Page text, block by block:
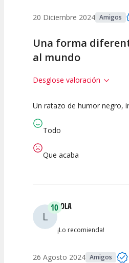
20 Diciembre 2024 Amigos
Una forma
al mundo
Desglose valoración
10
Calidad del
Espectáculo
10
Un ratazo de humor negro,
Todo
Que acaba
L
10LOLA
¡Lo recomienda!
26 Agosto 2024 Amigos